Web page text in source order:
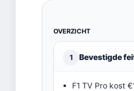
OVERZICHT
1 Bevestigde
F1 TV Pro kost